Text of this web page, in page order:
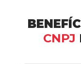
CNPJ